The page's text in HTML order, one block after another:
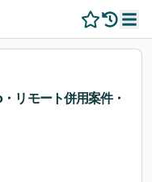
リモート併用案件・